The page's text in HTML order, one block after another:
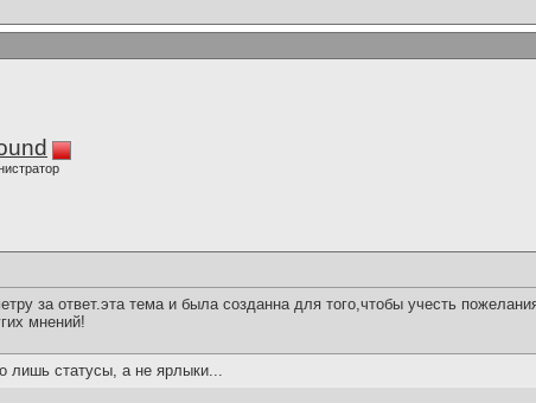
за ответ.эта тема и была созданна для того,чтобы учесть
мнений!
лишь статусы, а не ярлыки...